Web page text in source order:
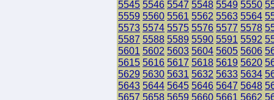
5545 5546 5547 5548 5549 5550
5559 5560 5561 5562 5563 5564
5573 5574 5575 5576 5577 5578
5587 5588 5589 5590 5591 5592
5601 5602 5603 5604 5605 5606
5615 5616 5617 5618 5619 5620
5629 5630 5631 5632 5633 5634
5643 5644 5645 5646 5647 5648
5657 5658 5659 5660 5661 5662